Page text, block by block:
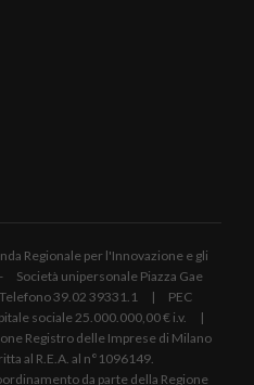
Regionale per l'Innovazione e gli
unipersonale Piazza Gae
39.02 39331.1 | PEC
sociale 25.000.000,00 € i.v. |
Registro delle Imprese di Milano
al R.E.A. al n°1096149.
da parte della Regione